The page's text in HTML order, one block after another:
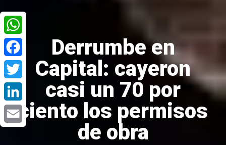
Derrumbe en
Capital: cayeron
casi un 70 por
ciento los permisos
de obra
WhatsApp
Facebook
Twitter
LinkedIn